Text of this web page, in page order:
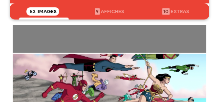
53 IMAGES 9 AFFICHES 10 EXTRAS